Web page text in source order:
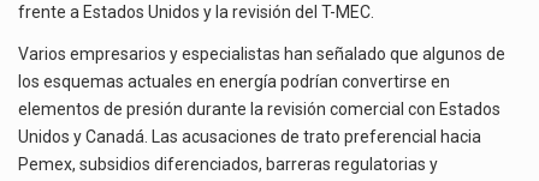
frente a Estados Unidos y la revisión del T-MEC.
Varios empresarios y especialistas han señalado que algunos de
los esquemas actuales en energía podrían convertirse en
elementos de presión durante la revisión comercial con Estados
Unidos y Canadá. Las acusaciones de trato preferencial hacia
Pemex, subsidios diferenciados, barreras regulatorias y